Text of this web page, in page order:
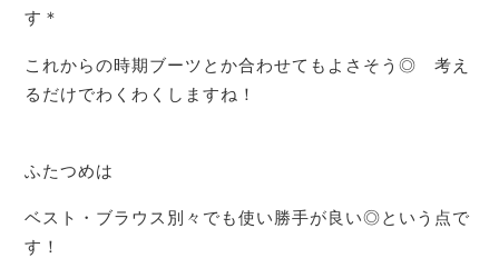
す＊
これからの時期ブーツとか合わせてもよさそう◎ 考え
るだけでわくわくしますね！
ふたつめは
ベスト・ブラウス別々でも使い勝手が良い◎という点で
す！